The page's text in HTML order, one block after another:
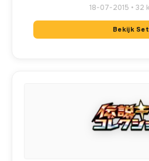
18-07-2015 • 32
Bekijk Set